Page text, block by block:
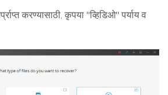
करण्यासाठी, कृपया "व्हिडिओ" पर्याय व